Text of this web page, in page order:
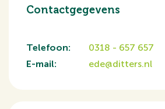
Contactgegevens
Telefoon:
0318 - 657 657
E-mail:
ede@ditters.nl